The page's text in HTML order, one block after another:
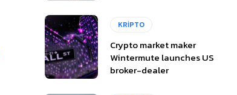
KRİPTO
Crypto market maker
Wintermute launches US
broker-dealer